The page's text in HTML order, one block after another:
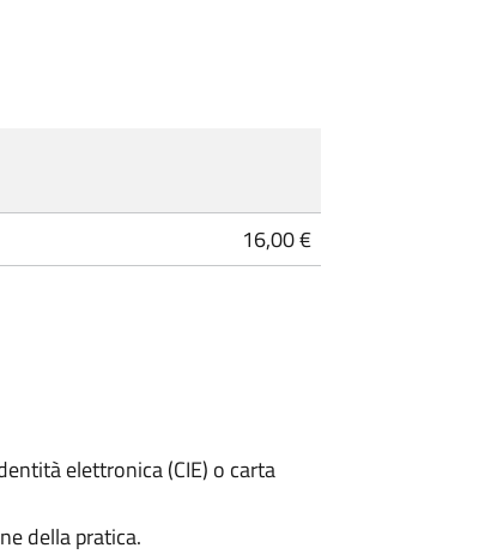
16,00 €
elettronica (CIE) o carta
della pratica.